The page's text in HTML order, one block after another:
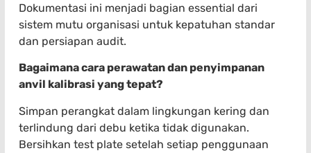
Dokumentasi ini menjadi bagian essential dari
sistem mutu organisasi untuk kepatuhan standar
dan persiapan audit.
Bagaimana cara perawatan dan penyimpanan
anvil kalibrasi yang tepat?
Simpan perangkat dalam lingkungan kering dan
terlindung dari debu ketika tidak digunakan.
Bersihkan test plate setelah setiap penggunaan